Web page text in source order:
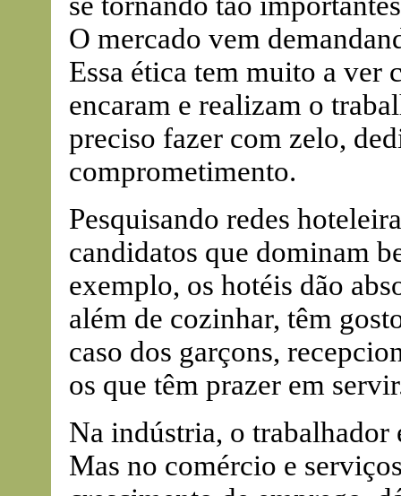
O mercado vem
Essa ética tem muito a ver
encaram e realizam o
preciso fazer com zelo,
comprometimento.
Pesquisando redes
candidatos que dominam
exemplo, os hotéis dão
além de cozinhar, têm
caso dos garçons,
os que têm prazer em
Na indústria, o
Mas no comércio e